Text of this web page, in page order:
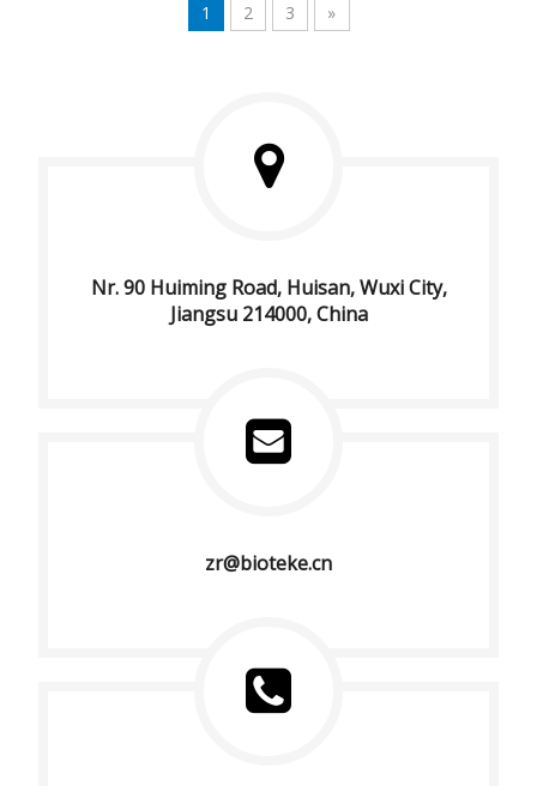
1 2 3 »
Nr. 90 Huiming Road, Huisan, Wuxi City,
Jiangsu 214000, China
zr@bioteke.cn